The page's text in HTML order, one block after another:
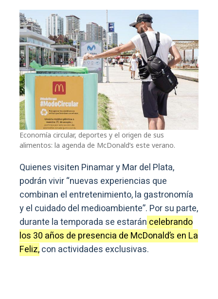
Economía circular, deportes y el origen de sus
alimentos: la agenda de McDonald’s este verano.
Quienes visiten Pinamar y Mar del Plata,
podrán vivir “nuevas experiencias que
combinan el entretenimiento, la gastronomía
y el cuidado del medioambiente”. Por su parte,
durante la temporada se estarán celebrando
los 30 años de presencia de McDonald’s en La
Feliz,con actividades exclusivas.